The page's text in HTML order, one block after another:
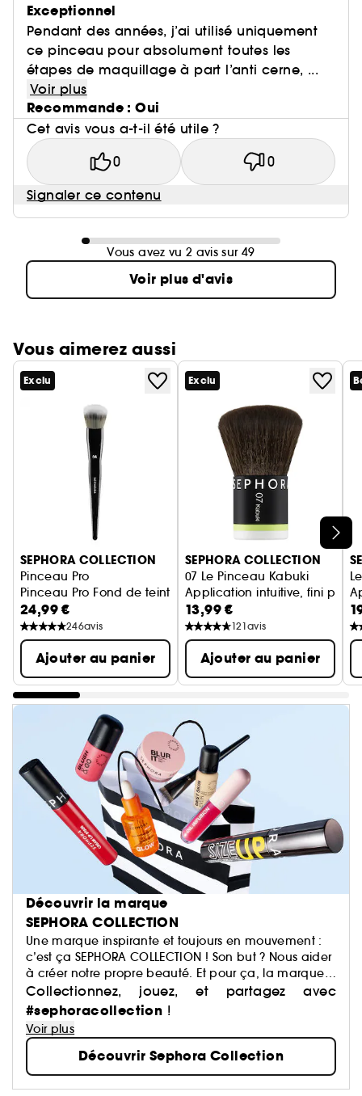
Exceptionnel
Pendant des années, j’ai utilisé uniquement
ce pinceau pour absolument toutes les
étapes de maquillage à part l’anti cerne, ...
Voir plus
Recommande : Oui
Cet avis vous a-t-il été utile ?
0 0
Signaler ce contenu
Vous avez vu 2 avis sur 49
Voir plus d'avis
Vous aimerez aussi
Ignorer le carrousel produits
Exclu
SEPHORA COLLECTION
Pinceau Pro
Pinceau Pro Fond de teint #64
24,99 €
246avis
Ajouter au panier
Exclu
SEPHORA COLLECTION
07 Le Pinceau Kabuki
Application intuitive, fini
13,99 €
121avis
Ajouter au panier
Découvrir la marque
SEPHORA COLLECTION
Une marque inspirante et toujours en mouvement :
c’est ça SEPHORA COLLECTION ! Son but ? Nous aider
à créer notre propre beauté. Et pour ça, la marque
a justement imaginé des centaines de produits : du
maquillage aux soins, du capillaire au parfum, du
bain aux compléments alimentaires,… Avec pour
mission de démocratiser une beauté performante.
Collectionnez, jouez, et partagez avec
#sephoracollection !
Voir plus
Découvrir Sephora Collection